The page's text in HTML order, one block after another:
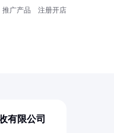
推广产品 注册开店
有限公司